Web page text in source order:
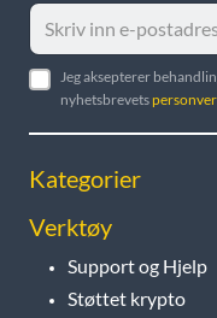
Jeg aksepterer
nyhetsbrevets
Kategorier
Verktøy
Support og Hjelp
Støttet krypto